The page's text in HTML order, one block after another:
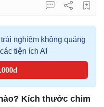
nghiệm không quảng
tiện ích AI
Kích thước chim